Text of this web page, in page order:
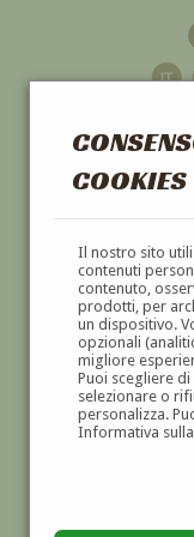
COOKIES
Il nostro sito
contenuti
contenuto,
prodotti, per
un dispositivo.
opzionali
migliore
Puoi scegliere
selezionare o
personalizza.
Informativa